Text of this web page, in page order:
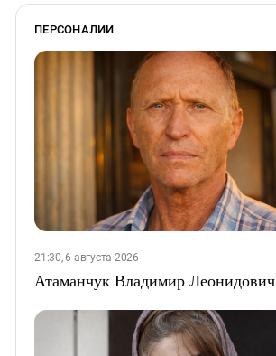
ПЕРСОНАЛИИ
21:30, 6 августа 2026
Атаманчук Владимир Леонидович